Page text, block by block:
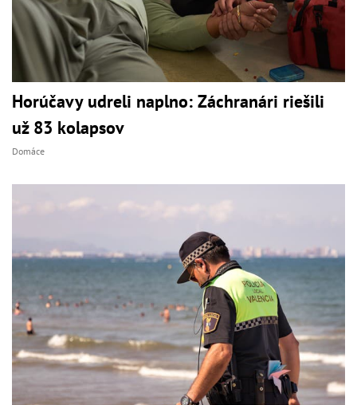
Horúčavy udreli naplno: Záchranári riešili
už 83 kolapsov
Domáce